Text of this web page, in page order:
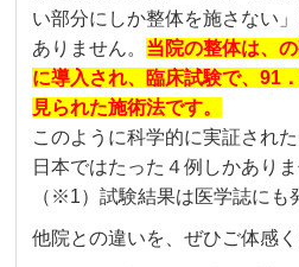
い部分にしか整体を施さない
ありません。 当院の整体は、
に導入され、臨床試験で、91
見られた施術法です。
このように科学的に実証され
日本ではたった４例しかあり
（※1）試験結果は医学誌にも
他院との違いを、ぜひご体感く